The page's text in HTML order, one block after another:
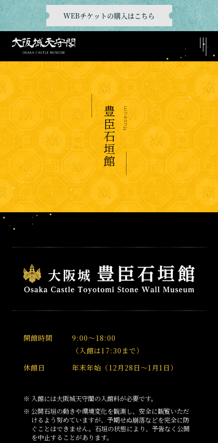
WEBチケットの購入はこちら
豊臣石垣館 Museum
開館時間
9:00～18:00
（入館は17:30まで）
休館日
年末年始（12月28日～1月1日）
入館には大阪城天守閣の入館料が必要です。
公開石垣の動きや環境変化を観測し、安全に観覧いただ
けるよう努めていますが、予期せぬ崩落などを完全に防
ぐことはできません。石垣の状態により、予告なく公開
を中止することがあります。